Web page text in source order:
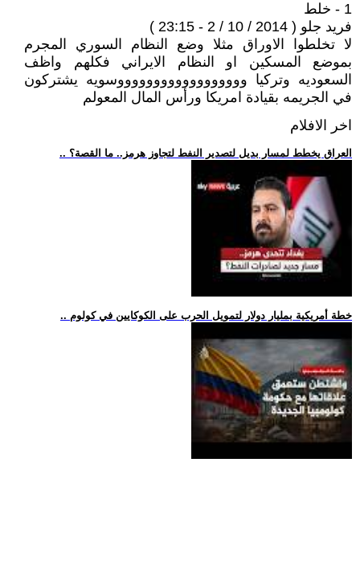
1 - خلط
فريد جلو ( 2014 / 10 / 2 - 23:15 )
لا تخلطوا الاوراق مثلا وضع النظام السوري المجرم
بموضع المسكين او النظام الايراني فكلهم واظف
السعوديه وتركيا ووووووووووووووووووسويه يشتركون
في الجريمه بقيادة امريكا ورأس المال المعولم
اخر الافلام
.. العراق يخطط لمسار بديل لتصدير النفط لتجاوز هرمز.. ما القصة؟
.. خطة أمريكية بمليار دولار لتمويل الحرب على الكوكايين في كولوم